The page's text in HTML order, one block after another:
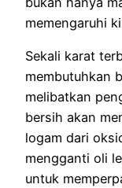
memengaruhi
Sekali karat
membutuhkan
melibatkan
bersih akan
logam dari
mengganti oli
untuk